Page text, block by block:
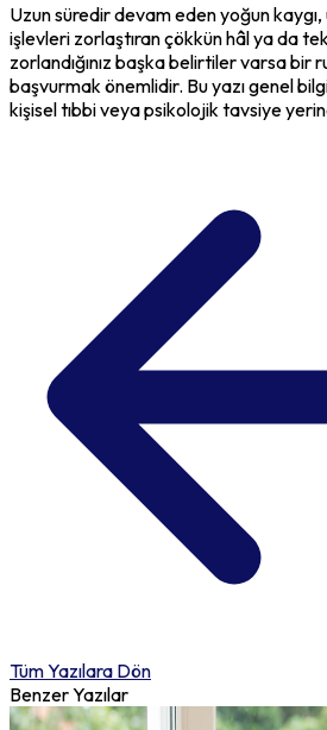
Uzun süredir devam eden yoğun
işlevleri zorlaştıran çökkün hâl ya da
zorlandığınız başka belirtiler varsa bir
başvurmak önemlidir. Bu yazı genel
kişisel tıbbi veya psikolojik tavsiye
Tüm Yazılara Dön
Benzer Yazılar